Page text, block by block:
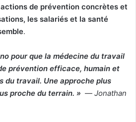
de prévention concrètes et
les salariés et la santé
.
pour que la médecine du travail
prévention efficace, humain et
du travail. Une approche plus
proche du terrain. » — Jonathan